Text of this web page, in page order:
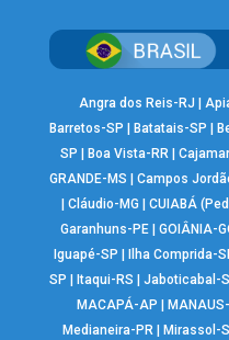
Angra dos Reis-RJ |
Barretos-SP | Batatais-SP |
SP |Boa Vista-RR |
GRANDE-MS | Campos
| Cláudio-MG | CUIABÁ
Garanhuns-PE |GOIÂNIA-
Iguapé-SP |Ilha Comprida-
SP |Itaqui-RS |Jaboticabal-
MACAPÁ-AP |
Medianeira-PR |Mirassol-